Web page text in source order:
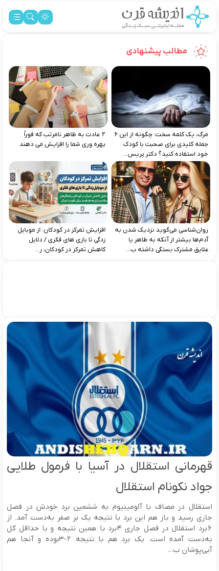
قهرمانی استقلال در آسیا با فرمول طلایی
جواد نکونام استقلال
استقلال در مصاف با آلومینیوم به ششمین برد خودش در فصل
جاری رسید و باز هم این برد با نتیجه یک بر صفر به‌دست آمد. از
۶برد استقلال در فصل جاری ۴برد با همین نتیجه و با حداقل گل
به‌دست آمده است. یک برد هم با نتیجه ۲-۳بوده و آنجا هم
آبی‌پوشان ب...
مطالب پیشنهادی
مرگ، یک کلمه سخت: چگونه از این ۶
جمله کلیدی برای صحبت با کودک
خود استفاده کنید؟ دکتر پریس...
۲ عادت به‌ ظاهر نامرتب که فوراً
بهره‌ وری شما را افزایش می‌ دهند
روان‌شناسی می‌گوید نزدیک شدن به
آدم‌ها بیشتر از آنکه به ظاهر یا
علایق مشترک بستگی داشته ب...
افزایش تمرکز در کودکان: از موبایل‌
زدگی تا بازی‌ های فکری / دلایل
کاهش تمرکز در کودکان، ر...